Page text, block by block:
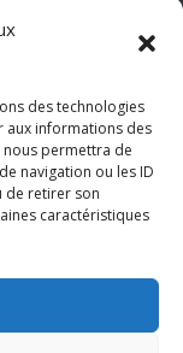
des technologies
aux informations des
nous permettra de
navigation ou les ID
de retirer son
caractéristiques